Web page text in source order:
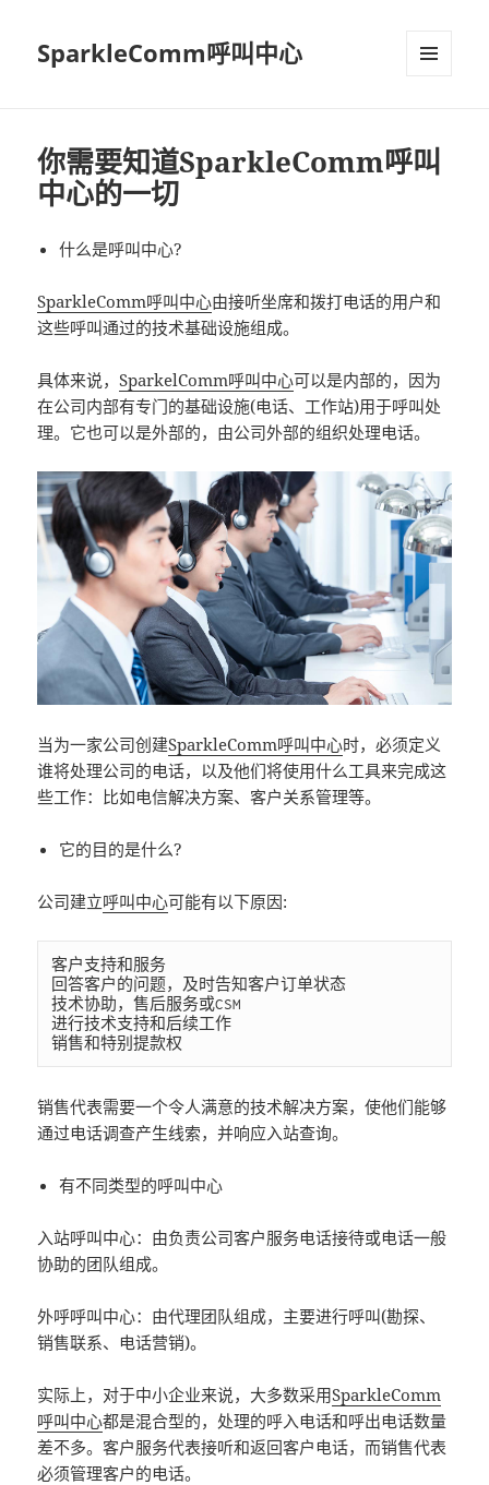
SparkleComm呼叫中心
你需要知道SparkleComm呼叫
中心的一切
什么是呼叫中心?
SparkleComm呼叫中心由接听坐席和拨打电话的用户和
这些呼叫通过的技术基础设施组成。
具体来说，SparkelComm呼叫中心可以是内部的，因为
在公司内部有专门的基础设施(电话、工作站)用于呼叫处
理。它也可以是外部的，由公司外部的组织处理电话。
当为一家公司创建SparkleComm呼叫中心时，必须定义
谁将处理公司的电话，以及他们将使用什么工具来完成这
些工作：比如电信解决方案、客户关系管理等。
它的目的是什么?
公司建立呼叫中心可能有以下原因:
客户支持和服务
回答客户的问题，及时告知客户订单状态
技术协助，售后服务或CSM
进行技术支持和后续工作
销售代表需要一个令人满意的技术解决方案，使他们能够
通过电话调查产生线索，并响应入站查询。
有不同类型的呼叫中心
入站呼叫中心：由负责公司客户服务电话接待或电话一般
协助的团队组成。
外呼呼叫中心：由代理团队组成，主要进行呼叫(勘探、
销售联系、电话营销)。
实际上，对于中小企业来说，大多数采用SparkleComm
呼叫中心都是混合型的，处理的呼入电话和呼出电话数量
差不多。客户服务代表接听和返回客户电话，而销售代表
必须管理客户的电话。